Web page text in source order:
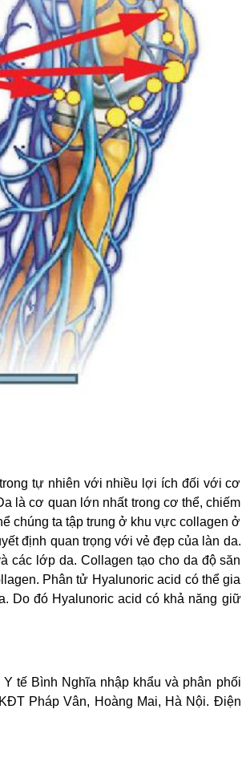
tự nhiên với nhiều lợi ích đối với cơ
là cơ quan lớn nhất trong cơ thể, chiếm
chúng ta tập trung ở khu vực collagen ở
định quan trọng với vẻ đẹp của làn da.
các lớp da. Collagen tạo cho da độ săn
Phân tử Hyalunoric acid có thể gia
Do đó Hyalunoric acid có khả năng giữ
tế Bình Nghĩa nhập khẩu và phân phối
Pháp Vân, Hoàng Mai, Hà Nội. Điện